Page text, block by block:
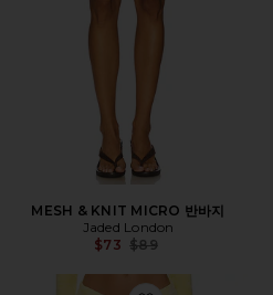
MESH & KNIT MICRO 반바지
Jaded London
$73 Previous price:
$89